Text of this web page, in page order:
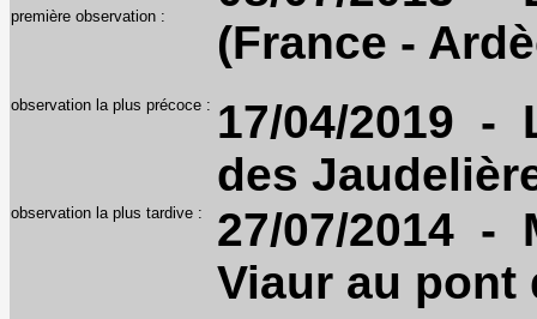
première observation :
(France -
observation la plus précoce : 17/04/2019 -
des
observation la plus tardive :
27/07/2014 -
Viaur au pont